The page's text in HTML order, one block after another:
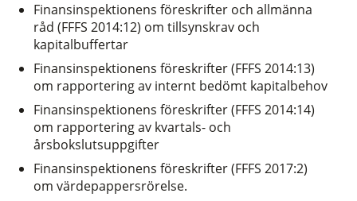
Finansinspektionens föreskrifter och allmänna
råd (FFFS 2014:12) om tillsynskrav och
kapitalbuffertar
Finansinspektionens föreskrifter (FFFS 2014:13)
om rapportering av internt bedömt kapitalbehov
Finansinspektionens föreskrifter (FFFS 2014:14)
om rapportering av kvartals- och
årsbokslutsuppgifter
Finansinspektionens föreskrifter (FFFS 2017:2)
om värdepappersrörelse.